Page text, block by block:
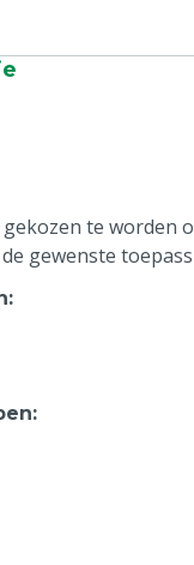
te worden
gewenste
:
: